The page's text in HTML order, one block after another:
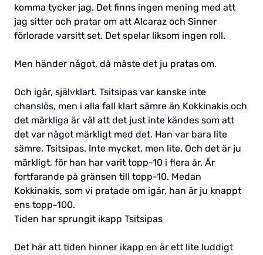
komma tycker jag. Det finns ingen mening med att
jag sitter och pratar om att Alcaraz och Sinner
förlorade varsitt set. Det spelar liksom ingen roll.
Men händer något, då måste det ju pratas om.
Och igår, självklart. Tsitsipas var kanske inte
chanslös, men i alla fall klart sämre än Kokkinakis och
det märkliga är väl att det just inte kändes som att
det var något märkligt med det. Han var bara lite
sämre, Tsitsipas. Inte mycket, men lite. Och det är ju
märkligt, för han har varit topp-10 i flera år. Är
fortfarande på gränsen till topp-10. Medan
Kokkinakis, som vi pratade om igår, han är ju knappt
ens topp-100.
Tiden har sprungit ikapp Tsitsipas
Det här att tiden hinner ikapp en är ett lite luddigt